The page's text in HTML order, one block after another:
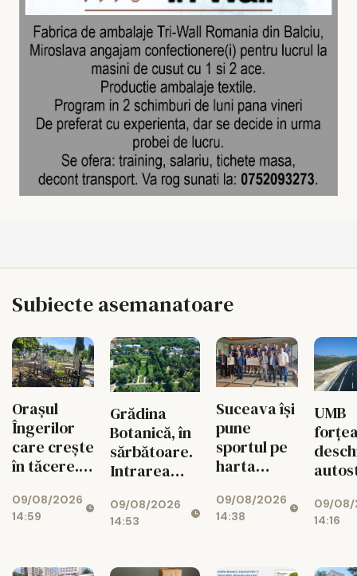
Subiecte asemanatoare
Orașul
Îngerilor
care crește
în tăcere.
de la
„Petru și
09/08/2026
14:59
Grădina
Botanică, în
sărbătoare.
Intrarea
gratuită
pentru toți
09/08/2026
14:53
Suceava își
pune
sportul pe
harta
CSU,
campioană
09/08/2026
14:38
UMB
la
09/08/
14:16